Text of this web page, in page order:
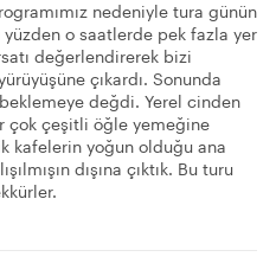
nedeniyle tura günün
o saatlerde pek fazla yer
değerlendirerek bizi
çıkardı. Sonunda
değdi. Yerel cinden
çok çeşitli öğle yemeğine
kafelerin yoğun olduğu ana
dışına çıktık. Bu turu